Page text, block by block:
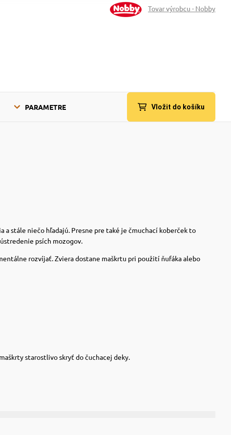
Tovar výrobcu - Nobby
PARAMETRE Vložit do košíku
a stále niečo hľadajú. Presne pre také je čmuchací koberček to
psích mozogov.
rozvíjať. Zviera dostane maškrtu pri použití ňufáka alebo
starostlivo skryť do čuchacej deky.